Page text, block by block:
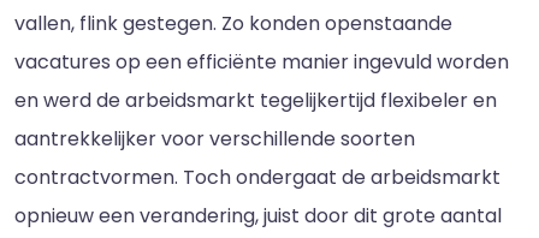
vallen, flink gestegen. Zo konden openstaande
vacatures op een efficiënte manier ingevuld worden
en werd de arbeidsmarkt tegelijkertijd flexibeler en
aantrekkelijker voor verschillende soorten
contractvormen. Toch ondergaat de arbeidsmarkt
opnieuw een verandering, juist door dit grote aantal